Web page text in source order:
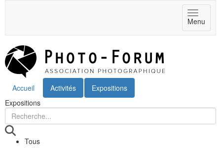
Toggle
Menu
Accueil Activités
Expositions
Expositions
Tous